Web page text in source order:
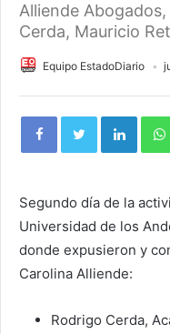
Alliende
Cerda, Mauricio
Equipo EstadoDiario
Segundo día de la
Universidad de los
donde expusieron y
Carolina Alliende:
Rodrigo Cerda,